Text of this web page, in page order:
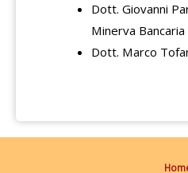
Dott. Giovanni
Minerva Bancaria
Dott. Marco